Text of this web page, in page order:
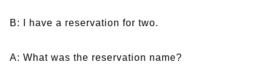
B: I have a reservation for two.
A: What was the reservation name?